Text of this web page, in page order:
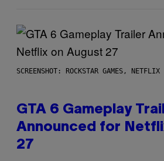
SCREENSHOT: ROCKSTAR GAMES, NETFLIX
GTA 6 Gameplay
Announced for
27